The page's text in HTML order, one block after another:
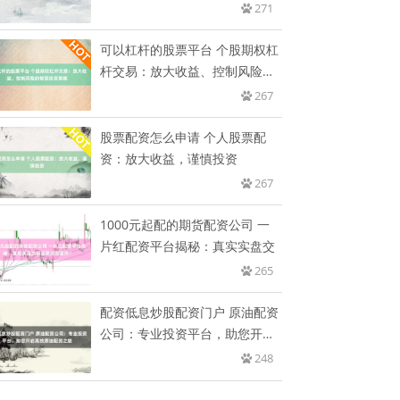
271
可以杠杆的股票平台 个股期权杠
杆交易：放大收益、控制风险的
267
股票配资怎么申请 个人股票配
资：放大收益，谨慎投资
267
1000元起配的期货配资公司 一
片红配资平台揭秘：真实实盘交
265
配资低息炒股配资门户 原油配资
公司：专业投资平台，助您开启
248